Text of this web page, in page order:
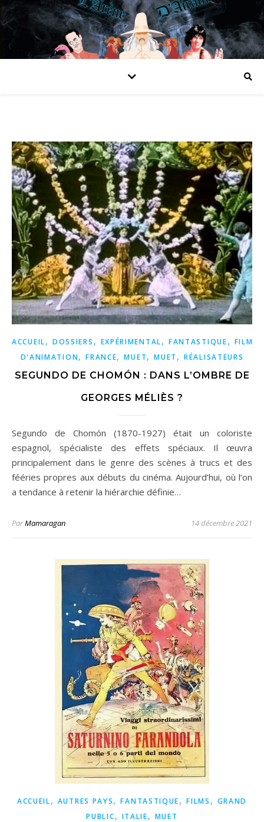
ACCUEIL, DOSSIERS , EXPÉRIMENTAL, FANTASTIQUE, FILMS
D'ANIMATION,FRANCE,MUET,MUET ,RÉALISATEURS
SEGUNDO DE CHOMÓN : DANS L’OMBRE DE
GEORGES MÉLIÈS ?
Segundo de Chomón (1870-1927) était un coloriste
espagnol, spécialiste des effets spéciaux. Il œuvra
principalement dans le genre des scènes à trucs et des
fééries propres aux débuts du cinéma. Aujourd’hui, où l’on
a tendance à retenir la hiérarchie définie…
ParMamaragan 14 décembre 2021
ACCUEIL, AUTRES PAYS,FANTASTIQUE,FILMS , GRAND
PUBLIC, ITALIE, MUET